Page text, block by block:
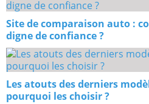
Site de comparaison auto :
digne de confiance ?
Les atouts des derniers
pourquoi les choisir ?